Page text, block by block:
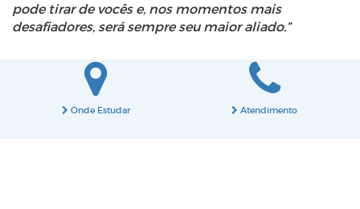
pode tirar de vocês e, nos momentos mais
desafiadores, será sempre seu maior aliado.”
Onde Estudar Atendimento